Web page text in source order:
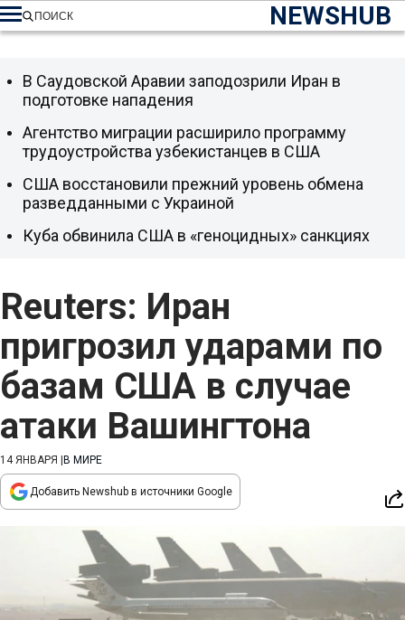
NEWSHUB
ПОИСК
Reuters: Иран
пригрозил ударами по
базам США в случае
атаки Вашингтона
14 ЯНВАРЯ В МИРЕ
Добавить Newshub в источники Google
В Саудовской Аравии заподозрили Иран в
подготовке нападения
Агентство миграции расширило программу
трудоустройства узбекистанцев в США
США восстановили прежний уровень обмена
разведданными с Украиной
Куба обвинила США в «геноцидных» санкциях